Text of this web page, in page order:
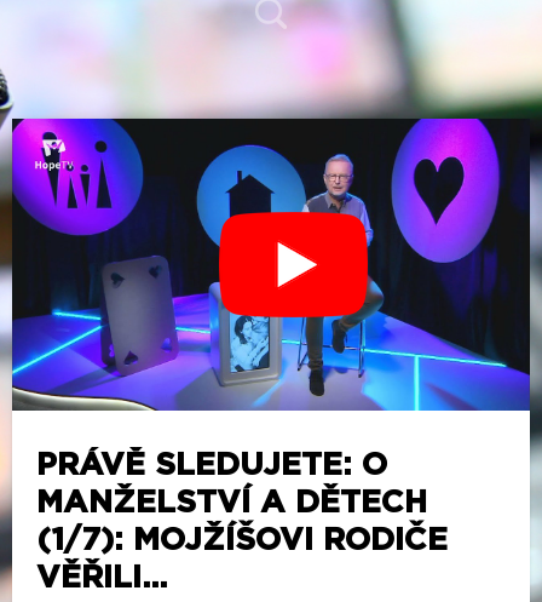
PRÁVĚ SLEDUJETE: O
MANŽELSTVÍ A DĚTECH
(1/7): MOJŽÍŠOVI RODIČE
VĚŘILI...